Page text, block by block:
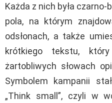
Każda z nich była czarno-
pola, na którym
odsłonach, a także
krótkiego tekstu,
żartobliwych słowach
Symbolem kampanii
„Think small”, czyli w